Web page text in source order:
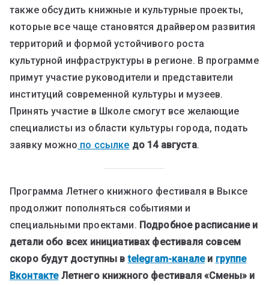
также обсудить книжные и культурные проекты,
которые все чаще становятся драйвером развития
территорий и формой устойчивого роста
культурной инфраструктуры в регионе. В программе
примут участие руководители и представители
институций современной культуры и музеев.
Принять участие в Школе смогут все желающие
специалисты из области культуры города, подать
заявку можно по ссылке до 14 августа.
Программа Летнего книжного фестиваля в Выксе
продолжит пополняться событиями и
специальными проектами. Подробное расписание и
детали обо всех инициативах фестиваля совсем
скоро будут доступны вtelegram-каналеи группе
ВконтактеЛетнего книжного фестиваля «Смены» и